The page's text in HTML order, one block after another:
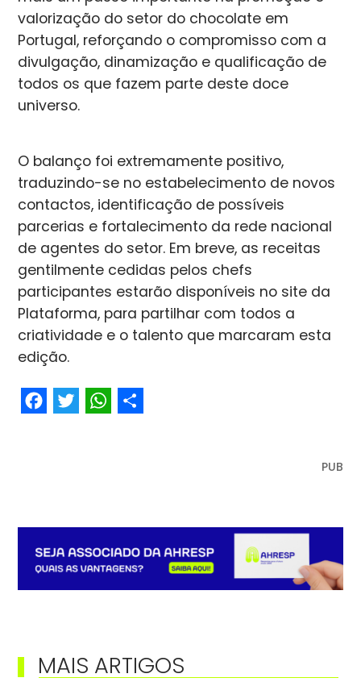
valorização do setor do chocolate em
Portugal, reforçando o compromisso com a
divulgação, dinamização e qualificação de
todos os que fazem parte deste doce
universo.
O balanço foi extremamente positivo,
traduzindo-se no estabelecimento de novos
contactos, identificação de possíveis
parcerias e fortalecimento da rede nacional
de agentes do setor. Em breve, as receitas
gentilmente cedidas pelos chefs
participantes estarão disponíveis no site da
Plataforma, para partilhar com todos a
criatividade e o talento que marcaram esta
edição.
Facebook
TwitterWhatsApp
PUB
MAIS ARTIGOS